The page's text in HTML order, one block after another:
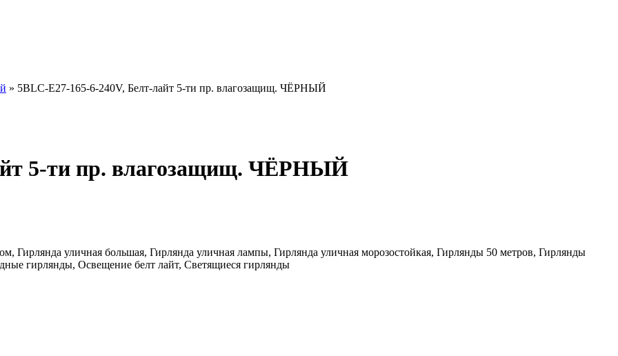
» 5BLС-E27-165-6-240V, Белт-лайт 5-ти пр. влагозащищ. ЧЁРНЫЙ
5-ти пр. влагозащищ. ЧЁРНЫЙ
Гирлянда уличная большая, Гирлянда уличная лампы, Гирлянда уличная морозостойкая, Гирлянды 50 метров, Гирлянды
гирлянды, Освещение белт лайт, Светящиеся гирлянды